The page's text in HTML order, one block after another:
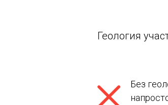
Геология
Без